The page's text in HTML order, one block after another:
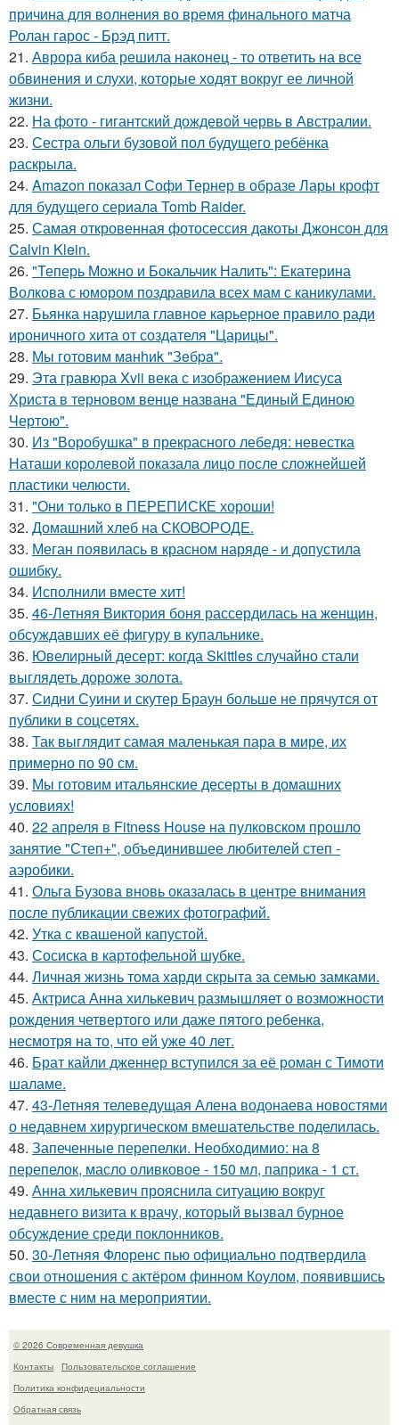
причина для волнения во время финального матча
Ролан гарос - Брэд питт.
21. Аврора киба решила наконец - то ответить на все
обвинения и слухи, которые ходят вокруг ее личной
жизни.
22. На фото - гигантский дождевой червь в Австралии.
23. Сестра ольги бузовой пол будущего ребёнка
раскрыла.
24. Amazon показал Софи Тернер в образе Лары крофт
для будущего сериала Tomb Raider.
25. Самая откровенная фотосессия дакоты Джонсон для
Calvin Klein.
26. "Теперь Можно и Бокальчик Налить": Екатерина
Волкова с юмором поздравила всех мам с каникулами.
27. Бьянка нарушила главное карьерное правило ради
ироничного хита от создателя "Царицы".
28. Мы готовим мaнhиk "Зeбpa".
29. Эта гравюра Xvii века с изображением Иисуса
Христа в терновом венце названа "Единый Единою
Чертою".
30. Из "Воробушка" в прекрасного лебедя: невестка
Наташи королевой показала лицо после сложнейшей
пластики челюсти.
31. "Они только в ПЕРЕПИСКЕ хороши!
32. Домашний хлеб на СКОВОРОДЕ.
33. Меган появилась в красном наряде - и допустила
ошибку.
34. Исполнили вместе хит!
35. 46-Летняя Виктория боня рассердилась на женщин,
обсуждавших её фигуру в купальнике.
36. Ювелирный десерт: когда Skittles случайно стали
выглядеть дороже золота.
37. Сидни Суини и скутер Браун больше не прячутся от
публики в соцсетях.
38. Так выглядит самая маленькая пара в мире, их
примерно по 90 см.
39. Мы готовим итальянские десерты в домашних
условиях!
40. 22 апреля в Fitness House на пулковском прошло
занятие "Степ+", объединившее любителей степ -
аэробики.
41. Ольга Бузова вновь оказалась в центре внимания
после публикации свежих фотографий.
42. Утка с квашеной капустой.
43. Сосиска в картофельной шубке.
44. Личная жизнь тома харди скрыта за семью замками.
45. Актриса Анна хилькевич размышляет о возможности
рождения четвертого или даже пятого ребенка,
несмотря на то, что ей уже 40 лет.
46. Брат кайли дженнер вступился за её роман с Тимоти
шаламе.
47. 43-Летняя телеведущая Алена водонаева новостями
о недавнем хирургическом вмешательстве поделилась.
48. Запеченные перепелки. Необходимио: на 8
перепелок, масло оливковое - 150 мл, паприка - 1 ст.
49. Анна хилькевич прояснила ситуацию вокруг
недавнего визита к врачу, который вызвал бурное
обсуждение среди поклонников.
50. 30-Летняя Флоренс пью официально подтвердила
свои отношения с актёром финном Коулом, появившись
вместе с ним на мероприятии.
© 2026 Современная девушка
Контакты
Пользовательское соглашение
Политика конфидециальности
Обратная связь